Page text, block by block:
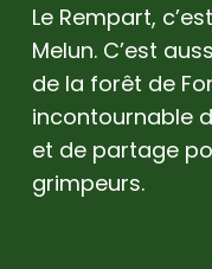
Le Rempart,
Melun. C’est
de la forêt de
incontournable
et de partage
grimpeurs.